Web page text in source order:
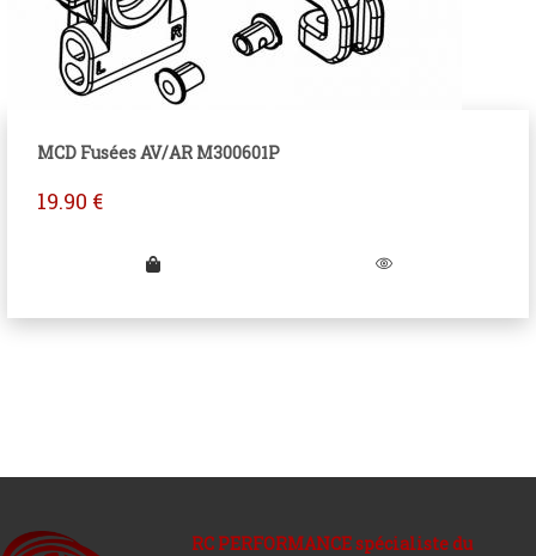
MCD Fusées AV/AR M300601P
19.90 €
RC PERFORMANCE spécialiste du